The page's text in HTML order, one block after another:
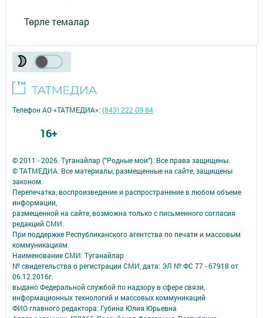
Төрле темалар
© 2011 - 2026. Туганайлар ("Родные мои"). Все права защищены.
© ТАТМЕДИА. Все материалы, размещенные на сайте, защищены
законом.
Перепечатка, воспроизведение и распространение в любом объеме
информации,
размещенной на сайте, возможна только с письменного согласия
редакций СМИ.
При поддержке Республиканского агентства по печати и массовым
коммуникациям.
Наименование СМИ: Туганайлар
№ свидетельства о регистрации СМИ, дата: ЭЛ № ФС 77 - 67918 от
06.12.2016г.
выдано Федеральной службой по надзору в сфере связи,
информационных технологий и массовых коммуникаций
ФИО главного редактора: Губина Юлия Юрьевна
Телефон АО «ТАТМЕДИА»:(843) 222 09 84
16+